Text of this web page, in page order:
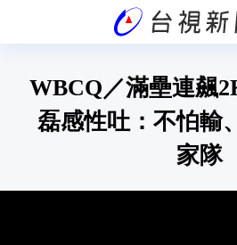
WBCQ／滿壘連飆
磊感性吐：不怕輸
家隊